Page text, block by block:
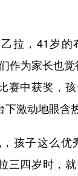
，41岁的
作为家长也觉
赛中获奖，
激动地眼含
子这么优
三四岁时，